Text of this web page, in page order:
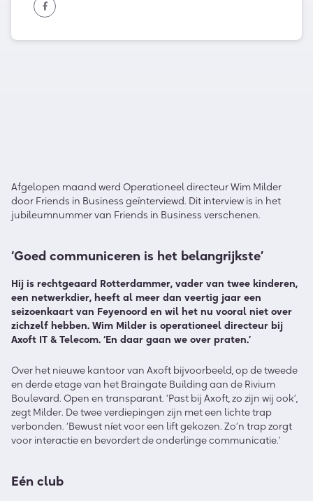
Afgelopen maand werd Operationeel directeur Wim Milder
door Friends in Business geïnterviewd. Dit interview is in het
jubileumnummer van Friends in Business verschenen.
‘Goed communiceren is het belangrijkste’
Hij is rechtgeaard Rotterdammer, vader van twee kinderen,
een netwerkdier, heeft al meer dan veertig jaar een
seizoenkaart van Feyenoord en wil het nu vooral niet over
zichzelf hebben. Wim Milder is operationeel directeur bij
Axoft IT & Telecom. ‘En daar gaan we over praten.’
Over het nieuwe kantoor van Axoft bijvoorbeeld, op de tweede
en derde etage van het Braingate Building aan de Rivium
Boulevard. Open en transparant. ‘Past bij Axoft, zo zijn wij ook’,
zegt Milder. De twee verdiepingen zijn met een lichte trap
verbonden. ‘Bewust níet voor een lift gekozen. Zo’n trap zorgt
voor interactie en bevordert de onderlinge communicatie.’
Eén club